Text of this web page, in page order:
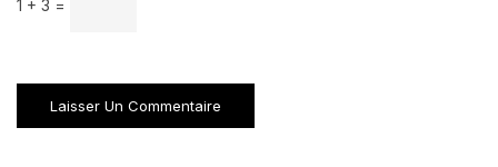
1 + 3 =